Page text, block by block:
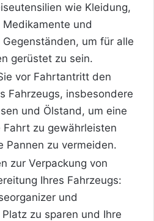
wie Kleidung,
und
Gegenständen, um für alle
gerüstet zu sein.
vor Fahrtantritt den
Fahrzeugs, insbesondere
und Ölstand, um eine
Fahrt zu gewährleisten
Pannen zu vermeiden.
zur Verpackung von
Ihres Fahrzeugs:
und
zu sparen und Ihre